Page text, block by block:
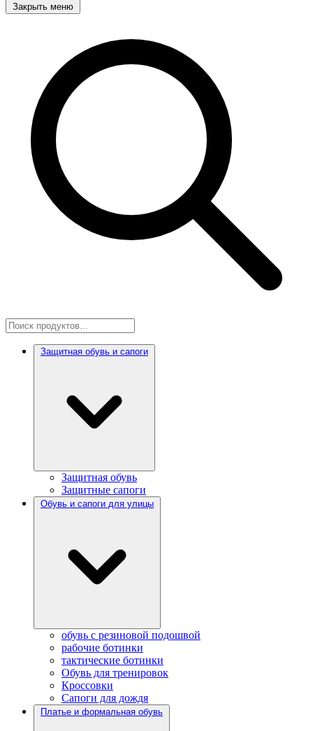
Закрыть меню
Защитная обувь и сапоги
Защитная обувь
Защитные сапоги
Обувь и сапоги для улицы
обувь с резиновой подошвой
рабочие ботинки
тактические ботинки
Обувь для тренировок
Кроссовки
Сапоги для дождя
Платье и формальная обувь